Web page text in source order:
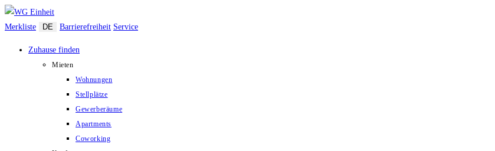
Zum
Inhalt
Merkliste DE Barrierefreiheit Service
Zuhause finden
Mieten
Wohnungen
Stellplätze
Gewerberäume
Apartments
Coworking